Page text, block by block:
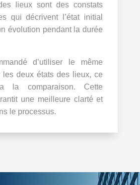
lieux sont des constats
qui décrivent l’état initial
évolution pendant la durée
d’utiliser le même
les deux états des lieux, ce
la comparaison. Cette
une meilleure clarté et
le processus.